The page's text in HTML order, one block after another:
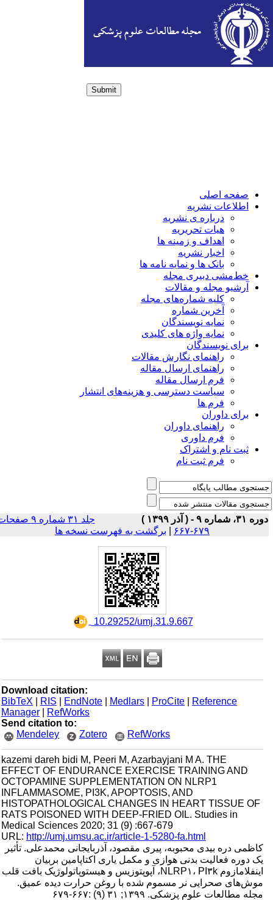
Submit
صفحه اصلی
اطلاعات نشریه
درباره ی نشریه
هیات تحریریه
اهداف و زمینه ها
اخبار نشریه
بانک ها و نمایه نامه ها
خط‌مشی دبیری مجله
آرشیو مجله و مقالات
کلیه شماره‌های مجله
آخرین شماره
نمایه نویسندگان
نمایه واژه های کلیدی
برای نویسندگان
راهنمای نگارش مقالات
راهنمای ارسال مقاله
فرم ارسال مقاله
سیاست دسترسی و هزینه‌های انتشار
فرم ها
برای داوران
راهنمای داوران
فرم داوری
ثبت نام و اشتراک
فرم ثبت نام
۳۱، شماره ۹ - ( آذر ۱۳۹۹ )
جلد ۳۱ شماره ۹ صفحات
۶۷۹-۶۶۷
| برگشت به فهرست نسخه ها
‎ 10.29252/umj.31.9.667
Download citation:
BibTeX
| RIS |EndNote |Medlars |ProCite |Reference
Manager
|RefWorks
Send citation to:
Mendeley
Zotero RefWorks
kazemi dareh bidi M, Peeri M, Azarbayjani M A. THE
EFFECT OF ENDURANCE EXERCISE TRAINING AND
OCTOPAMINE SUPPLEMENTATION ON NLRP1
INFLAMMASOME, PI3K, APOPTOSIS, AND
HISTOPATHOLOGICAL CHANGES IN HEART TISSUE OF
RATS POISONED WITH DEEP-FRIED OIL. Studies in
Medical Sciences 2020; 31 (9) :667-679
URL:http://umj.umsu.ac.ir/article-1-5280-fa.html
کاظمی دره بیدی محبوبه، پیری مقصود، آذربایجانی محمدعلی. تأثیر
یک دوره فعالیت بدنی هوازی و مکمل یاری اکتاپامین بربیان
اینفلامازوم NLRP۱، PI۳k، آپوپتوزیس و هیستوپاتولوژیک بافت قلب
موش‌های صحرایی نر مسموم شده با روغن حرارت دیده عمیق.
مجله مطالعات علوم پزشکی. ۱۳۹۹; ۳۱ (۹) :۶۶۷-۶۷۹